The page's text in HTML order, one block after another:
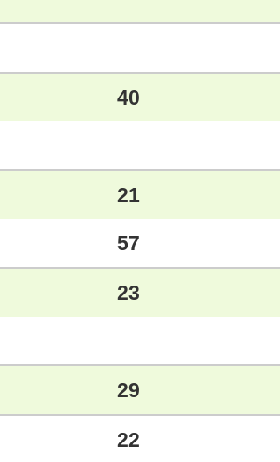
40
21
57
23
29
22